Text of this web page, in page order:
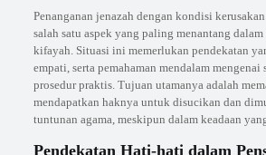
Penanganan jenazah dengan kondisi
salah satu aspek yang paling menantang dalam
kifayah. Situasi ini memerlukan pendekatan
empati, serta pemahaman mendalam mengenai
prosedur praktis. Tujuan utamanya adalah
mendapatkan haknya untuk disucikan dan
tuntunan agama, meskipun dalam keadaan
Pendekatan Hati-hati dalam